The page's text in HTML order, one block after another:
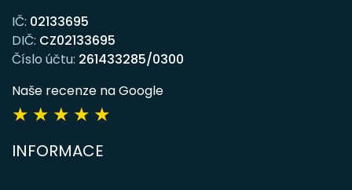
IČ: 02133695
DIČ: CZ02133695
Číslo účtu: 261433285/0300
Naše recenze na Google
★ ★ ★ ★ ★
INFORMACE